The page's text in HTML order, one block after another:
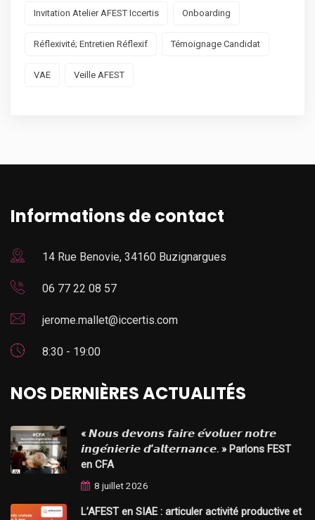
Invitation Atelier AFEST Iccertis Onboarding
Réflexivité; Entretien Réflexif Témoignage Candidat
VAE Veille AFEST
Informations de contact
14 Rue Benovie, 34160 Buzignargues
06 77 22 08 57
jerome.mallet@iccertis.com
8:30 - 19:00
NOS DERNIÈRES ACTUALITÉS
« 𝙉𝙤𝙪𝙨 𝙙𝙚𝙫𝙤𝙣𝙨 𝙛𝙖𝙞𝙧𝙚 𝙚́𝙫𝙤𝙡𝙪𝙚𝙧 𝙣𝙤𝙩𝙧𝙚
𝙞𝙣𝙜𝙚́𝙣𝙞𝙚𝙧𝙞𝙚 𝙙’𝙖𝙡𝙩𝙚𝙧𝙣𝙖𝙣𝙘𝙚. » Parlons FEST
en CFA
8 juillet 2026
L’AFEST en SIAE : articuler activité productive et